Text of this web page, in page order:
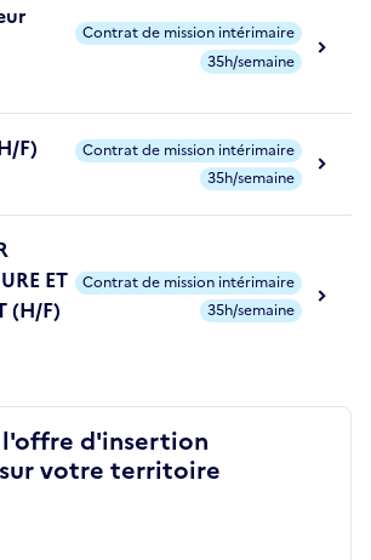
Contrat de mission intérimaire
35h/semaine
F)
Contrat de mission intérimaire
35h/semaine
ET
(H/F)
Contrat de mission intérimaire
35h/semaine
d'insertion
votre territoire